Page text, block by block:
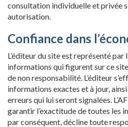
consultation individuelle et privée
autorisation.
Confiance dans
L’éditeur du site est représenté par
informations qui figurent sur ce
de non responsabilité. L’éditeur
informations exactes et à jour,
erreurs qui lui seront signalées.
garantir l’exactitude de toutes les
par conséquent, décline toute